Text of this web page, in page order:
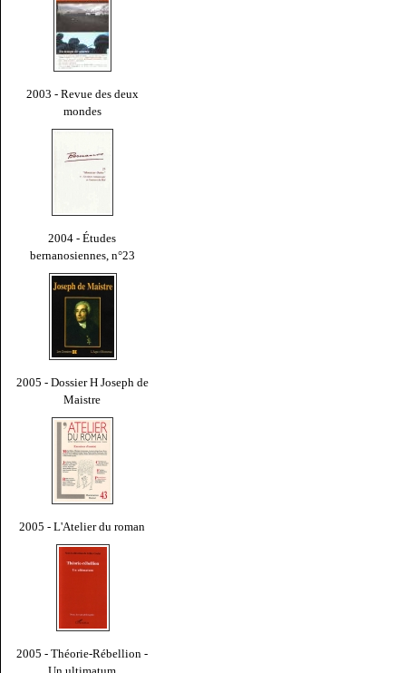
2003 - Revue des deux
mondes
2004 - Études
bernanosiennes, n°23
2005 - Dossier H Joseph de
Maistre
2005 - L'Atelier du roman
2005 - Théorie-Rébellion -